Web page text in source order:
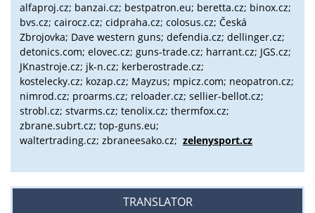
alfaproj.cz; banzai.cz; bestpatron.eu; beretta.cz; binox.cz;
bvs.cz; cairocz.cz; cidpraha.cz; colosus.cz; Česká
Zbrojovka; Dave western guns; defendia.cz; dellinger.cz;
detonics.com; elovec.cz; guns-trade.cz; harrant.cz; JGS.cz;
JKnastroje.cz; jk-n.cz; kerberostrade.cz;
kostelecky.cz; kozap.cz; Mayzus; mpicz.com; neopatron.cz;
nimrod.cz; proarms.cz; reloader.cz; sellier-bellot.cz;
strobl.cz; stvarms.cz; tenolix.cz; thermfox.cz;
zbrane.subrt.cz; top-guns.eu;
waltertrading.cz; zbraneesako.cz; zelenysport.cz
TRANSLATOR